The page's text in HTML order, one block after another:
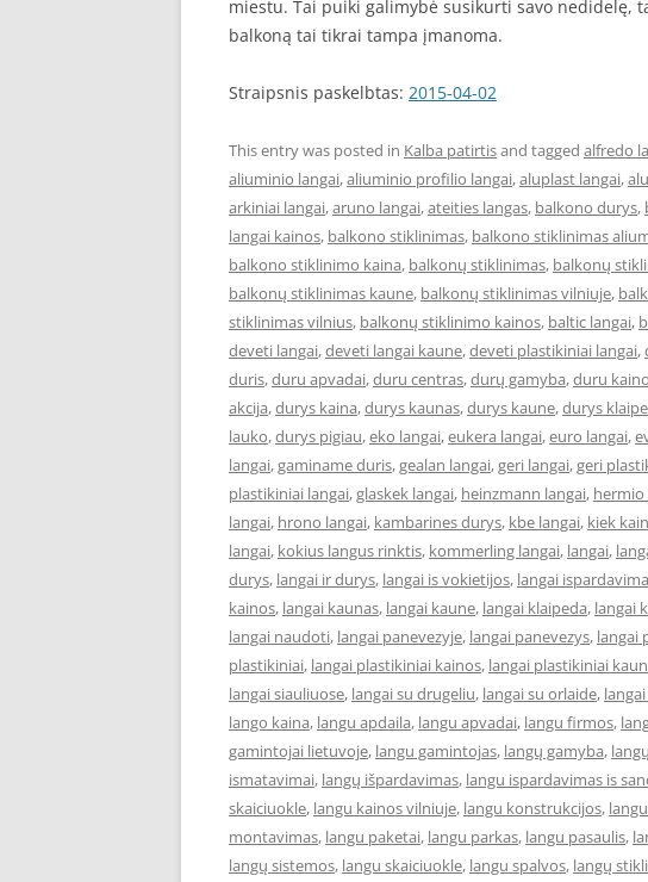
miestu. Tai puiki galimybė susikurti savo nedidelę,
balkoną tai tikrai tampa įmanoma.
Straipsnis paskelbtas: 2015-04-02
This entry was posted in Kalba patirtisand tagged alfredo
aliuminio langai,aliuminio profilio langai,aluplast langai,
arkiniai langai,aruno langai,ateities langas, balkono durys,
langai kainos, balkono stiklinimas, balkono stiklinimas
balkono stiklinimo kaina, balkonų stiklinimas, balkonų
balkonų stiklinimas kaune, balkonų stiklinimas vilniuje,
stiklinimas vilnius, balkonų stiklinimo kainos, baltic langai,
deveti langai,deveti langai kaune,deveti plastikiniai langai,
duris,duru apvadai,duru centras,durų gamyba,duru
akcija,durys kaina,durys kaunas,durys kaune,durys
lauko,durys pigiau,eko langai,eukera langai,euro langai,
langai,gaminame duris,gealan langai,geri langai,geri
plastikiniai langai,glaskek langai, heinzmann langai, hermio
langai, hrono langai, kambarines durys, kbe langai, kiek
langai, kokius langus rinktis, kommerling langai, langai,
durys, langai ir durys, langai is vokietijos, langai
kainos, langai kaunas, langai kaune, langai klaipeda, langai
langai naudoti, langai panevezyje, langai panevezys, langai
plastikiniai, langai plastikiniai kainos, langai plastikiniai
langai siauliuose, langai su drugeliu, langai su orlaide,
lango kaina, langu apdaila, langu apvadai, langu firmos,
gamintojai lietuvoje, langu gamintojas, langų gamyba,
ismatavimai, langų išpardavimas, langu ispardavimas is
skaiciuokle, langu kainos vilniuje, langu konstrukcijos,
montavimas, langu paketai, langu parkas, langu pasaulis,
langų sistemos, langu skaiciuokle, langu spalvos, langų